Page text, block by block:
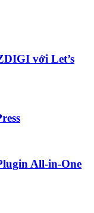
với Let’s
All-in-One